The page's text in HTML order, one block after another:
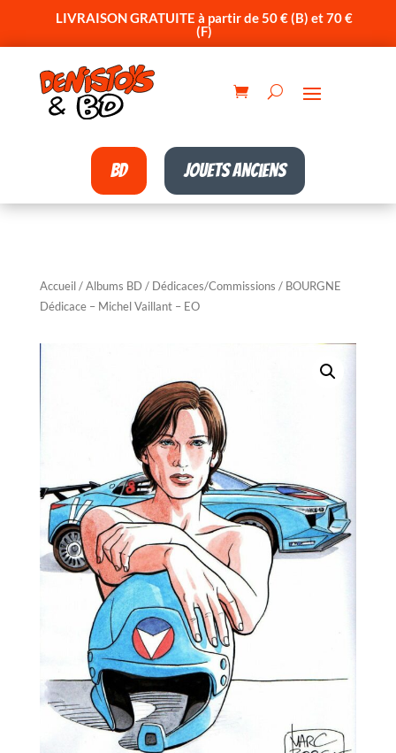
LIVRAISON GRATUITE à partir de 50 € (B) et 70 €
(F)
BD Jouets anciens
Accueil/Albums BD / Dédicaces/Commissions / BOURGNE
Dédicace – Michel Vaillant – EO